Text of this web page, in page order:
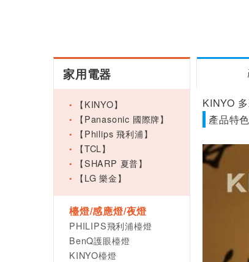
家用電器
【KINYO】
【Panasonic 國際牌】
【Philips 飛利浦】
【TCL】
【SHARP 夏普】
【LG 樂金】
檯燈/感應燈/夜燈
PHILIPS飛利浦檯燈
BenQ護眼檯燈
KINYO檯燈
KINYO
產品特色